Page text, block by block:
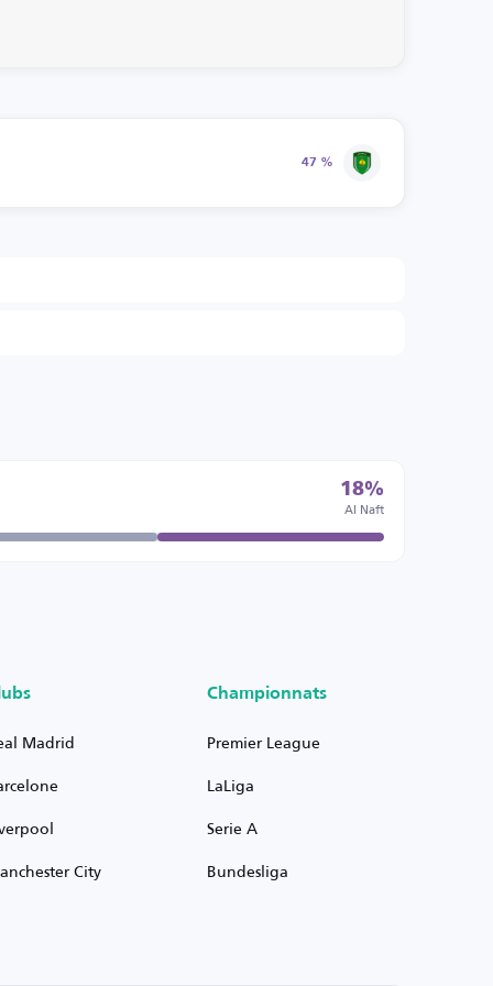
47 %
18%
Al Naft
Madrid
City
Championnats
Premier League
LaLiga
Serie A
Bundesliga